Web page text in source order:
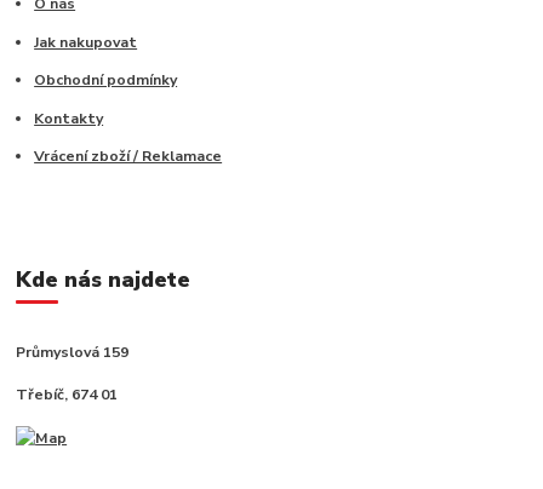
O nás
Jak nakupovat
Obchodní podmínky
Kontakty
Vrácení zboží / Reklamace
Kde nás najdete
Průmyslová 159
Třebíč, 674 01